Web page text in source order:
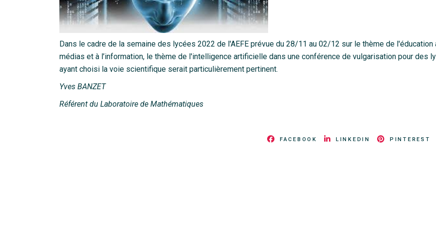
Dans le cadre de la semaine des lycées 2022 de l'AEFE prévue du 28/11 au 02/12 sur le thème de l'éducation
médias et à l’information, le thème de l'intelligence artificielle dans une conférence de vulgarisation pour des
ayant choisi la voie scientifique serait particulièrement pertinent.
Yves BANZET
Référent du Laboratoire de Mathématiques
FACEBOOK LINKEDIN PINTEREST